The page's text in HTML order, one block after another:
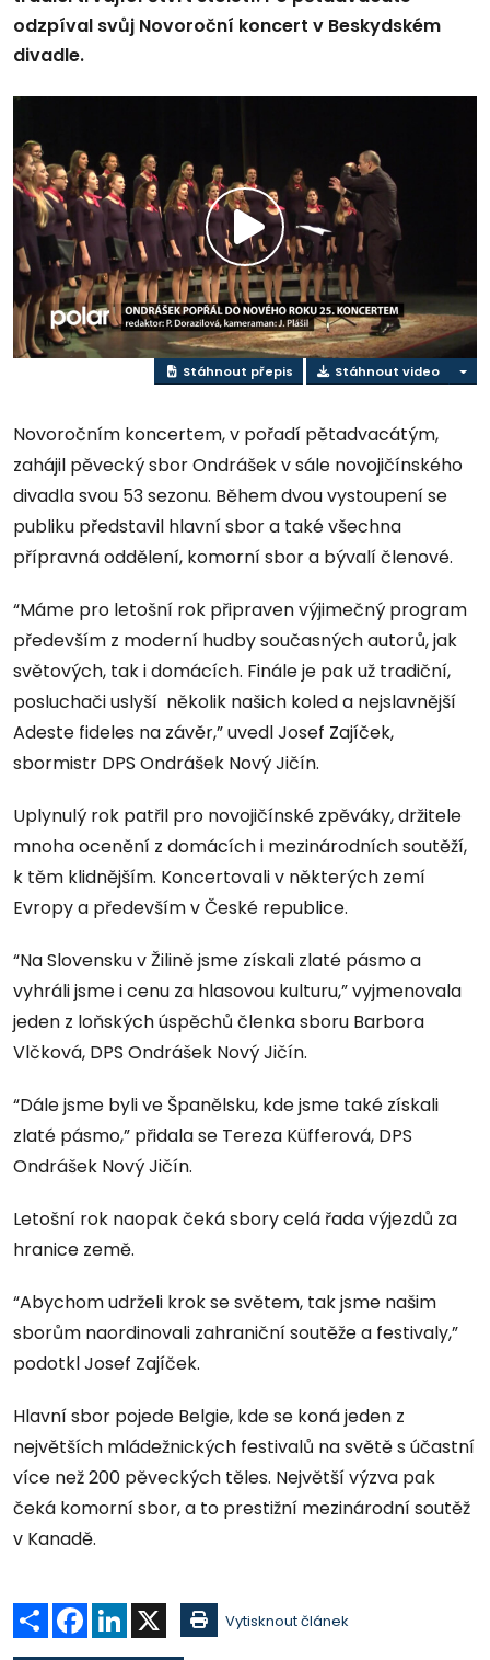
odzpíval svůj Novoroční koncert v Beskydském
divadle.
Přehrát
video
Stáhnout přepis Stáhnout video
Novoročním koncertem, v pořadí pětadvacátým,
zahájil pěvecký sbor Ondrášek v sále novojičínského
divadla svou 53 sezonu. Během dvou vystoupení se
publiku představil hlavní sbor a také všechna
přípravná oddělení, komorní sbor a bývalí členové.
“Máme pro letošní rok připraven výjimečný program
především z moderní hudby současných autorů, jak
světových, tak i domácích. Finále je pak už tradiční,
posluchači uslyší několik našich koled a nejslavnější
Adeste fideles na závěr,” uvedl Josef Zajíček,
sbormistr DPS Ondrášek Nový Jičín.
Uplynulý rok patřil pro novojičínské zpěváky, držitele
mnoha ocenění z domácích i mezinárodních soutěží,
k těm klidnějším. Koncertovali v některých zemí
Evropy a především v České republice.
“Na Slovensku v Žilině jsme získali zlaté pásmo a
vyhráli jsme i cenu za hlasovou kulturu,” vyjmenovala
jeden z loňských úspěchů členka sboru Barbora
Vlčková, DPS Ondrášek Nový Jičín.
“Dále jsme byli ve Španělsku, kde jsme také získali
zlaté pásmo,” přidala se Tereza Küfferová, DPS
Ondrášek Nový Jičín.
Letošní rok naopak čeká sbory celá řada výjezdů za
hranice země.
“Abychom udrželi krok se světem, tak jsme našim
sborům naordinovali zahraniční soutěže a festivaly,”
podotkl Josef Zajíček.
Hlavní sbor pojede Belgie, kde se koná jeden z
největších mládežnických festivalů na světě s účastní
více než 200 pěveckých těles. Největší výzva pak
čeká komorní sbor, a to prestižní mezinárodní soutěž
v Kanadě.
Sdílet Facebook
LinkedIn Vytisknout článek